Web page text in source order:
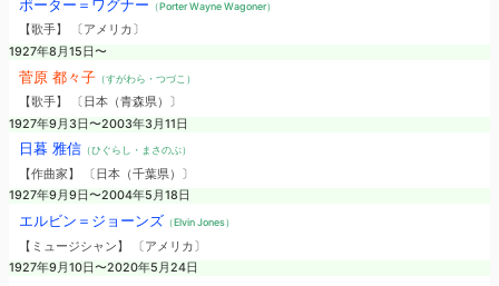
ポーター＝ワグナー （Porter Wayne Wagoner）
【歌手】 〔アメリカ〕
1927年8月15日〜
菅原 都々子（すがわら・つづこ）
【歌手】 〔日本（青森県）〕
1927年9月3日〜2003年3月11日
日暮 雅信（ひぐらし・まさのぶ）
【作曲家】 〔日本（千葉県）〕
1927年9月9日〜2004年5月18日
エルビン＝ジョーンズ （Elvin Jones）
【ミュージシャン】 〔アメリカ〕
1927年9月10日〜2020年5月24日